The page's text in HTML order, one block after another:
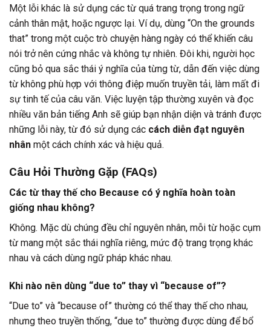
Một lỗi khác là sử dụng các từ quá trang trọng trong ngữ
cảnh thân mật, hoặc ngược lại. Ví dụ, dùng “On the grounds
that” trong một cuộc trò chuyện hàng ngày có thể khiến câu
nói trở nên cứng nhắc và không tự nhiên. Đôi khi, người học
cũng bỏ qua sắc thái ý nghĩa của từng từ, dẫn đến việc dùng
từ không phù hợp với thông điệp muốn truyền tải, làm mất đi
sự tinh tế của câu văn. Việc luyện tập thường xuyên và đọc
nhiều văn bản tiếng Anh sẽ giúp bạn nhận diện và tránh được
những lỗi này, từ đó sử dụng các cách diễn đạt nguyên
nhân một cách chính xác và hiệu quả.
Câu Hỏi Thường Gặp (FAQs)
Các từ thay thế cho Because có ý nghĩa hoàn toàn
giống nhau không?
Không. Mặc dù chúng đều chỉ nguyên nhân, mỗi từ hoặc cụm
từ mang một sắc thái nghĩa riêng, mức độ trang trọng khác
nhau và cách dùng ngữ pháp khác nhau.
Khi nào nên dùng “due to” thay vì “because of”?
“Due to” và “because of” thường có thể thay thế cho nhau,
nhưng theo truyền thống, “due to” thường được dùng để bổ